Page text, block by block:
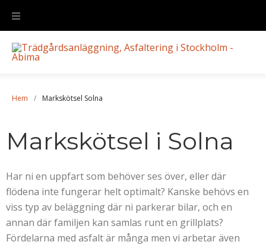
Hem / Markskötsel Solna
Markskötsel i Solna
Har ni en uppfart som behöver ses över, eller där
flödena inte fungerar helt optimalt? Kanske behövs en
viss typ av beläggning där ni parkerar bilar, och en
annan där familjen kan samlas runt en grillplats?
Fördelarna med asfalt är många men vi arbetar även